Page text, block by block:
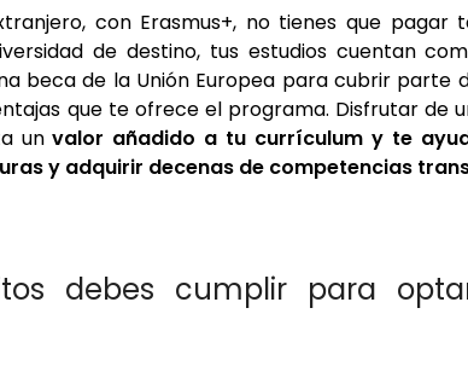
con Erasmus+, no tienes que pagar
de destino, tus estudios cuentan
beca de la Unión Europea para cubrir parte
que te ofrece el programa. Disfrutar de
unvalor añadido a tu currículum y te
y adquirir decenas de competencias
debes cumplir para